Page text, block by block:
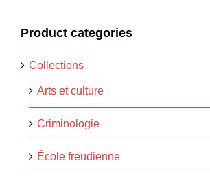
Product categories
Collections
Arts et culture
Criminologie
École freudienne